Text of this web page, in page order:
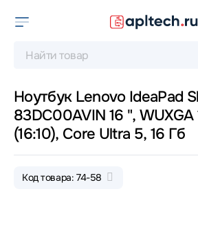
Ноутбук Lenovo IdeaPad
83DC00AVIN 16 ",
(16:10), Core Ultra 5, 16 Гб
Код товара: 74-58